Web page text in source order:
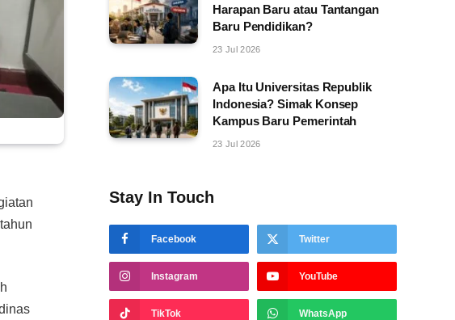
Harapan Baru atau Tantangan
Baru Pendidikan?
23 Jul 2026
Apa Itu Universitas Republik
Indonesia? Simak Konsep
Kampus Baru Pemerintah
23 Jul 2026
Stay In Touch
Facebook Twitter
Instagram YouTube
TikTok WhatsApp